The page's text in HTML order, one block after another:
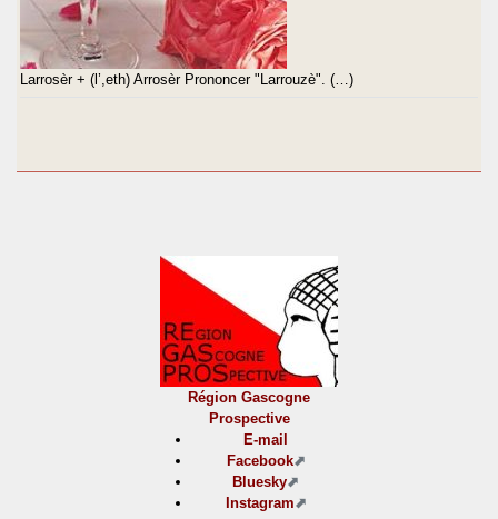
Larrosèr + (l’,eth) Arrosèr Prononcer "Larrouzè". (…)
Région Gascogne
Prospective
E-mail
Facebook
Bluesky
Instagram